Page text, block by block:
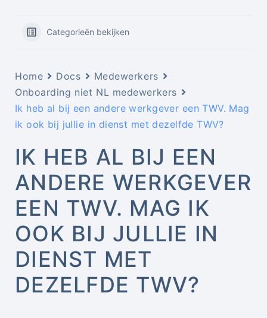
Categorieën bekijken
Home Docs
Medewerkers
Onboarding niet NL medewerkers
Ik heb al bij een andere werkgever een TWV. Mag
ik ook bij jullie in dienst met dezelfde TWV?
IK HEB AL BIJ EEN
ANDERE WERKGEVER
EEN TWV. MAG IK
OOK BIJ JULLIE IN
DIENST MET
DEZELFDE TWV?